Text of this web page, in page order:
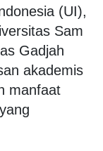
(UI),
Sam
Gadjah
akademis
manfaat